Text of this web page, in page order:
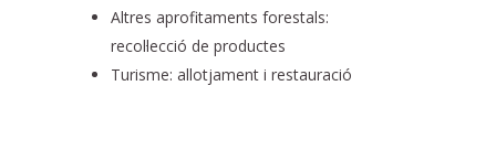
Altres aprofitaments forestals:
recol·lecció de productes
Turisme: allotjament i restauració